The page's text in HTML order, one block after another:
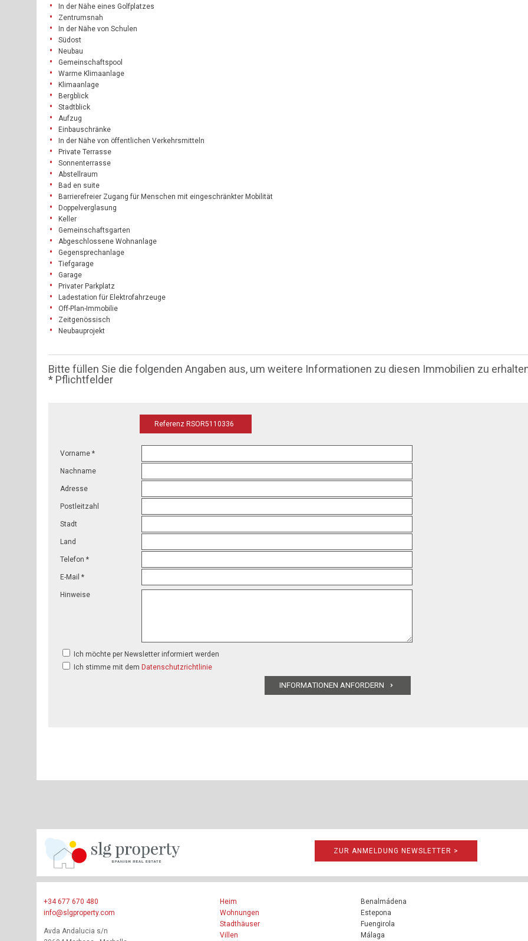
In der Nähe eines Golfplatzes
Zentrumsnah
In der Nähe von Schulen
Südost
Neubau
Gemeinschaftspool
Warme Klimaanlage
Klimaanlage
Bergblick
Stadtblick
Aufzug
Einbauschränke
In der Nähe von öffentlichen Verkehrsmitteln
Private Terrasse
Sonnenterrasse
Abstellraum
Bad en suite
Barrierefreier Zugang für Menschen mit eingeschränkter Mobilität
Doppelverglasung
Keller
Gemeinschaftsgarten
Abgeschlossene Wohnanlage
Gegensprechanlage
Tiefgarage
Garage
Privater Parkplatz
Ladestation für Elektrofahrzeuge
Off-Plan-Immobilie
Zeitgenössisch
Neubauprojekt
Bitte füllen Sie die folgenden Angaben aus, um weitere Informationen zu diesen Immobilien zu
* Pflichtfelder
Referenz RSOR5110336
Vorname *
Nachname
Adresse
Postleitzahl
Stadt
Land
Telefon *
E-Mail *
Hinweise
Ich möchte per Newsletter informiert werden
Ich stimme mit dem Datenschutzrichtlinie
ZUR ANMELDUNG NEWSLETTER >
+34 677 670 480
info@slgproperty.com
Avda Andalucia s/n
Heim
Wohnungen
Stadthäuser
Villen
Benalmádena
Estepona
Fuengirola
Málaga